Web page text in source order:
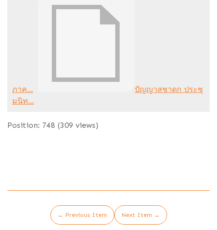
ภาค...
ปัญญาสชาดก ประชุ
มนิท...
Position: 748 (309 views)
← Previous Item Next Item →